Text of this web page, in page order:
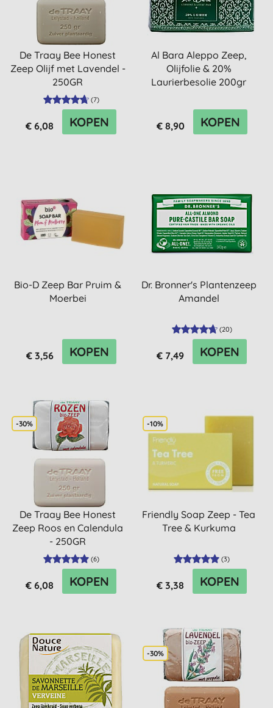
De Traay Bee Honest
Zeep Olijf met Lavendel -
250GR
(7)
€ 6,08 KOPEN
Al Bara Aleppo Zeep,
Olijfolie & 20%
Laurierbesolie 200gr
€ 8,90 KOPEN
Bio-D Zeep Bar Pruim &
Moerbei
€ 3,56 KOPEN
Dr. Bronner's Plantenzeep
Amandel
(20)
€ 7,49 KOPEN
-30%
De Traay Bee Honest
Zeep Roos en Calendula
- 250GR
(6)
€ 6,08 KOPEN
-10%
Friendly Soap Zeep - Tea
Tree & Kurkuma
(3)
€ 3,38 KOPEN
-30%